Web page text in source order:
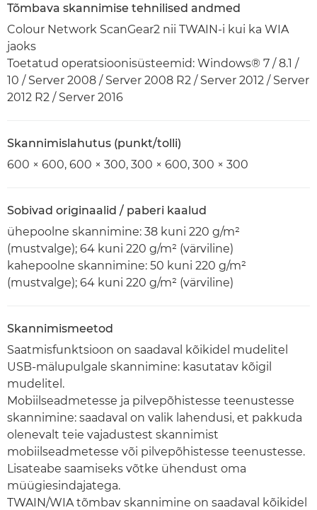
Tõmbava skannimise tehnilised andmed
Colour Network ScanGear2 nii TWAIN-i kui ka WIA
jaoks
Toetatud operatsioonisüsteemid: Windows® 7 / 8.1 /
10 / Server 2008 / Server 2008 R2 / Server 2012 / Server
2012 R2 / Server 2016
Skannimislahutus (punkt/tolli)
600 × 600, 600 × 300, 300 × 600, 300 × 300
Sobivad originaalid / paberi kaalud
ühepoolne skannimine: 38 kuni 220 g/m²
(mustvalge); 64 kuni 220 g/m² (värviline)
kahepoolne skannimine: 50 kuni 220 g/m²
(mustvalge); 64 kuni 220 g/m² (värviline)
Skannimismeetod
Saatmisfunktsioon on saadaval kõikidel mudelitel
USB-mälupulgale skannimine: kasutatav kõigil
mudelitel.
Mobiilseadmetesse ja pilvepõhistesse teenustesse
skannimine: saadaval on valik lahendusi, et pakkuda
olenevalt teie vajadustest skannimist
mobiilseadmetesse või pilvepõhistesse teenustesse.
Lisateabe saamiseks võtke ühendust oma
müügiesindajatega.
TWAIN/WIA tõmbav skannimine on saadaval kõikidel